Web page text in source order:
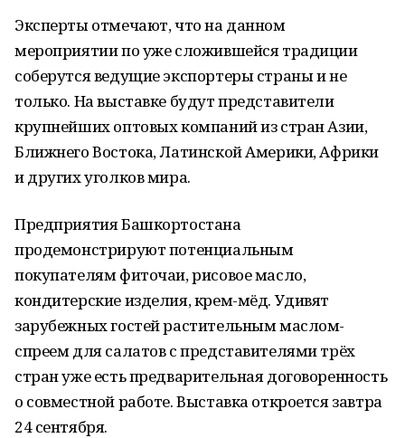
Эксперты отмечают, что на данном
мероприятии по уже сложившейся традиции
соберутся ведущие экспортеры страны и не
только. На выставке будут представители
крупнейших оптовых компаний из стран Азии,
Ближнего Востока, Латинской Америки, Африки
и других уголков мира.
Предприятия Башкортостана
продемонстрируют потенциальным
покупателям фиточаи, рисовое масло,
кондитерские изделия, крем-мёд. Удивят
зарубежных гостей растительным маслом-
спреем для салатов с представителями трёх
стран уже есть предварительная договоренность
о совместной работе. Выставка откроется завтра
24 сентября.